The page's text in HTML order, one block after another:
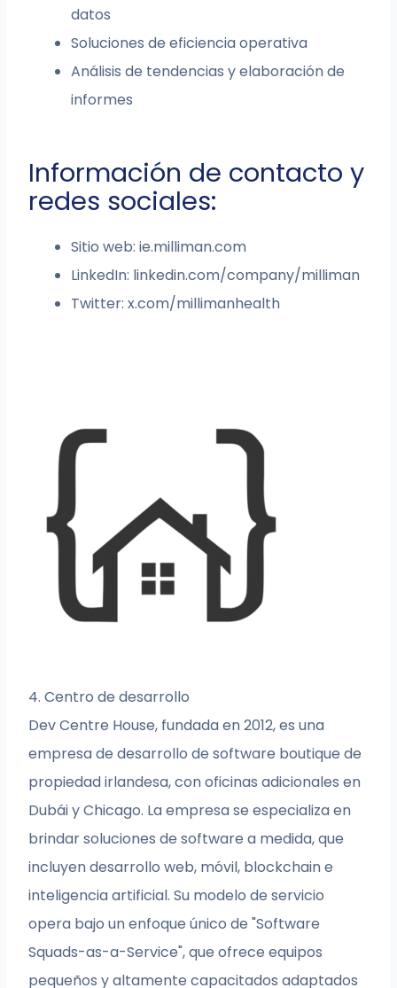
datos
Soluciones de eficiencia operativa
Análisis de tendencias y elaboración de
informes
Información de contacto y
redes sociales:
Sitio web: ie.milliman.com
LinkedIn: linkedin.com/company/milliman
Twitter: x.com/millimanhealth
4. Centro de desarrollo
Dev Centre House, fundada en 2012, es una
empresa de desarrollo de software boutique de
propiedad irlandesa, con oficinas adicionales en
Dubái y Chicago. La empresa se especializa en
brindar soluciones de software a medida, que
incluyen desarrollo web, móvil, blockchain e
inteligencia artificial. Su modelo de servicio
opera bajo un enfoque único de "Software
Squads-as-a-Service", que ofrece equipos
pequeños y altamente capacitados adaptados